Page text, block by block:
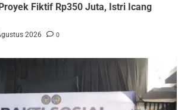
Fiktif Rp350 Juta, Istri Icang
2026 0